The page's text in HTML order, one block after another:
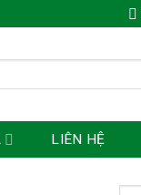
LIÊN HỆ